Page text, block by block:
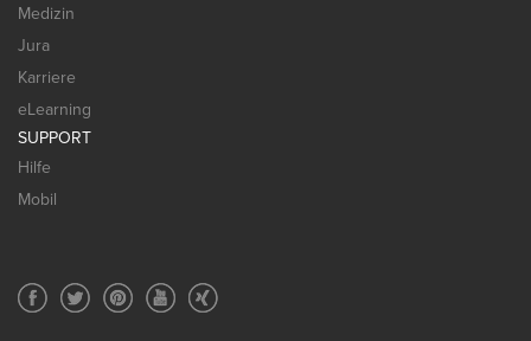
Medizin
Jura
Karriere
eLearning
SUPPORT
Hilfe
Mobil